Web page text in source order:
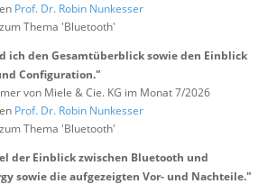
Prof. Dr. Robin Nunkesser
Thema 'Bluetooth'
ich den Gesamtüberblick sowie den Einblick
Configuration."
von Miele & Cie. KG im Monat 7/2026
Prof. Dr. Robin Nunkesser
Thema 'Bluetooth'
der Einblick zwischen Bluetooth und
sowie die aufgezeigten Vor- und Nachteile."